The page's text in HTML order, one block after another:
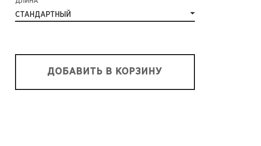
СТАНДАРТНЫЙ
ДОБАВИТЬ В КОРЗИНУ